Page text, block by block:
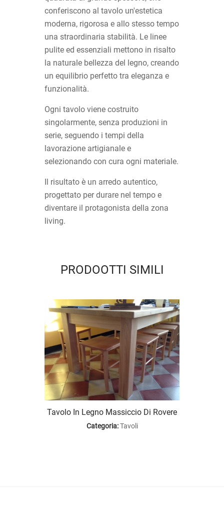
conferiscono al tavolo un'estetica
moderna, rigorosa e allo stesso tempo
una straordinaria stabilità. Le linee
pulite ed essenziali mettono in risalto
la naturale bellezza del legno, creando
un equilibrio perfetto tra eleganza e
funzionalità.
Ogni tavolo viene costruito
singolarmente, senza produzioni in
serie, seguendo i tempi della
lavorazione artigianale e
selezionando con cura ogni materiale.
Il risultato è un arredo autentico,
progettato per durare nel tempo e
diventare il protagonista della zona
living.
PRODOOTTI SIMILI
Tavolo In Legno Massiccio Di Rovere
Categoria: Tavoli